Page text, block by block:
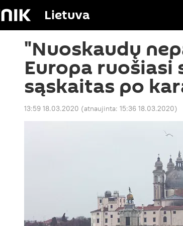
Lietuva
"Nuoskaudų
Europa ruošiasi
sąskaitas po
13:59 18.03.2020 (atnaujinta: 15:36 18.03.2020)